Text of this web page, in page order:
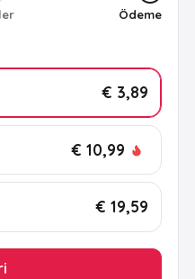
Ödeme
€ 3,89
€ 10,99
€ 19,59